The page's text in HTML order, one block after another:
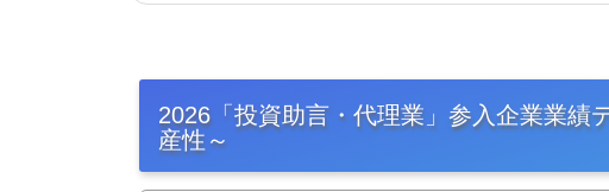
2026「投資助言・代理業」参入企業業績
産性～